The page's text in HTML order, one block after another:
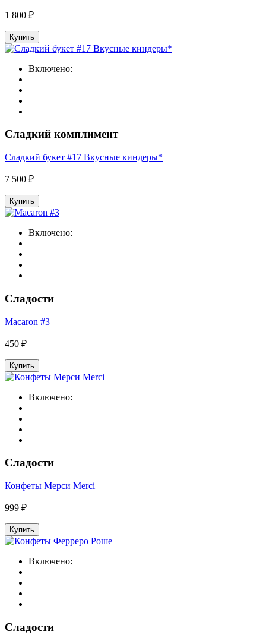
1 800 ₽
Купить
Включено:
Сладкий комплимент
Сладкий букет #17 Вкусные киндеры*
7 500 ₽
Купить
Включено:
Сладости
Macaron #3
450 ₽
Купить
Включено:
Сладости
Конфеты Мерси Merci
999 ₽
Купить
Включено:
Сладости